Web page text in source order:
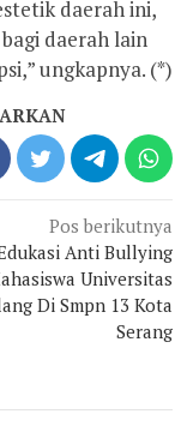
daerah ini,
daerah lain
ungkapnya. (*)
Pos berikutnya
Anti Bullying
Universitas
Di Smpn 13 Kota
Serang